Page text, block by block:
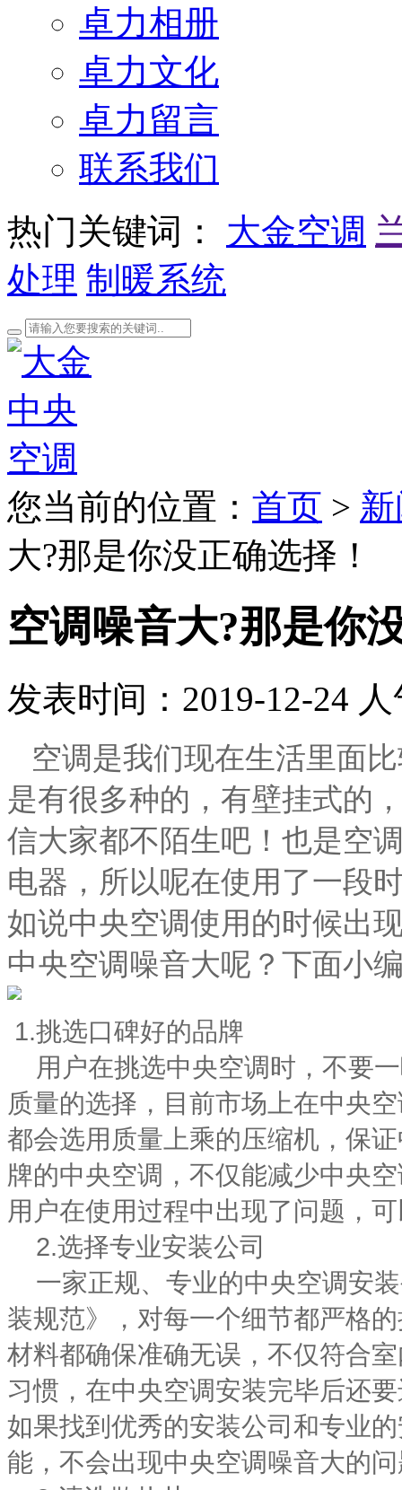
卓力相册
卓力文化
卓力留言
联系我们
热门关键词：
大金空调
处理 制暖系统
您当前的位置： 首页 >
大?那是你没正确选择！
空调噪音大?那是你
发表时间： 2019-12-24
空调是我们现在生活里面
是有很多种的，有壁挂式的
信大家都不陌生吧！也是空
电器，所以呢在使用了一段
如说中央空调使用的时候出
中央空调噪音大呢？下面小
1.挑选口碑好的品牌
用户在挑选中央空调时，不要
质量的选择，目前市场上在中央
都会选用质量上乘的压缩机，保
牌的中央空调，不仅能减少中央
用户在使用过程中出现了问题，
2.选择专业安装公司
一家正规、专业的中央空调安
装规范》，对每一个细节都严格
材料都确保准确无误，不仅符合
习惯，在中央空调安装完毕后还
如果找到优秀的安装公司和专业
能，不会出现中央空调噪音大的